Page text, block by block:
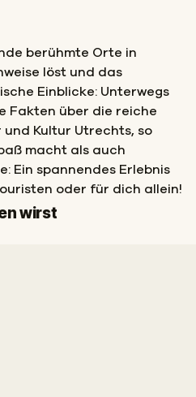
berühmte Orte in
löst und das
Einblicke: Unterwegs
Fakten über die reiche
Kultur Utrechts, so
macht als auch
Ein spannendes Erlebnis
oder für dich allein!
wirst